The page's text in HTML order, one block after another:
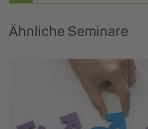
Ähnliche Seminare